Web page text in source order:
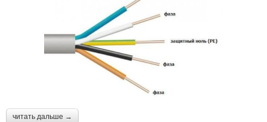
читать дальше →